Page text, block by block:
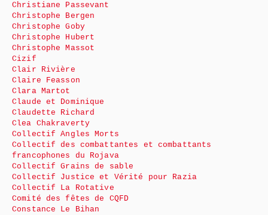
Christiane Passevant
Christophe Bergen
Christophe Goby
Christophe Hubert
Christophe Massot
Cizif
Clair Rivière
Claire Feasson
Clara Martot
Claude et Dominique
Claudette Richard
Clea Chakraverty
Collectif Angles Morts
Collectif des combattantes et combattants
francophones du Rojava
Collectif Grains de sable
Collectif Justice et Vérité pour Razia
Collectif La Rotative
Comité des fêtes de CQFD
Constance Le Bihan